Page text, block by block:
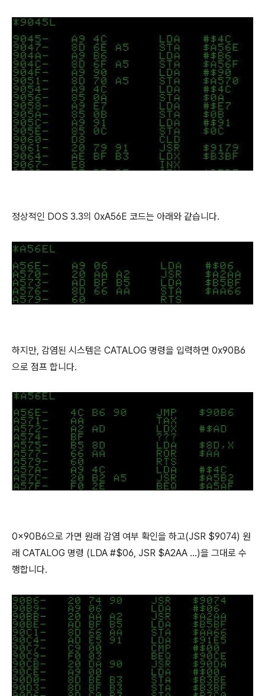
정상적인 DOS 3.3의 0xA56E 코드는 아래와 같습니다.
하지만, 감염된 시스템은 CATALOG 명령을 입력하면 0x90B6
으로 점프 합니다.
0x90B6으로 가면 원래 감염 여부 확인을 하고(JSR $9074) 원
래 CATALOG 명령 (LDA #$06, JSR $A2AA ...)을 그대로 수
행합니다.